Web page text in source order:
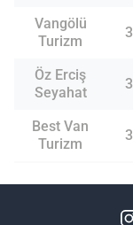
Vangölü
Turizm
Öz Erciş
Seyahat
Best Van
Turizm